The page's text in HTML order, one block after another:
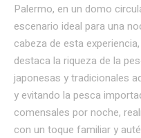
Palermo, en un domo
escenario ideal para una
cabeza de esta
destaca la riqueza de la
japonesas y tradicionales
y evitando la pesca
comensales por noche,
con un toque familiar y